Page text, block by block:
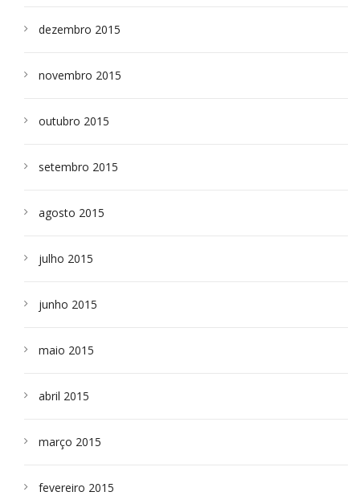
dezembro 2015
novembro 2015
outubro 2015
setembro 2015
agosto 2015
julho 2015
junho 2015
maio 2015
abril 2015
março 2015
fevereiro 2015